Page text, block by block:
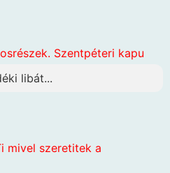
Szentpéteri kapu
libát...
mivel szeretitek a